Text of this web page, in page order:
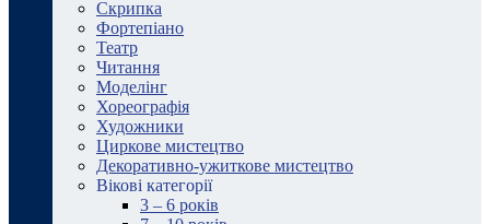
Скрипка
Фортепіано
Театр
Читання
Моделінг
Хореографія
Художники
Циркове мистецтво
Декоративно-ужиткове мистецтво
Вікові категорії
3 – 6 років